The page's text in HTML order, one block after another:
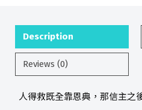
Description
Reviews (0)
人得救既全靠恩典，那信主之